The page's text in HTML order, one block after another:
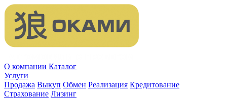
О компании Каталог
Услуги
Продажа Выкуп Обмен Реализация Кредитование
Страхование Лизинг